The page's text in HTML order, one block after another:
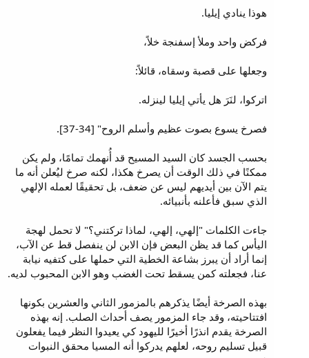
هوذا ينادي إيليا.
فركض واحد وملأ إسفنجة خلاً،
وجعلها على قصبة وسقاه، قائلاً:
اتركوا، لنَرَ هل يأتي إيليا لينزله.
فصرخ يسوع بصوت عظيم وأسلم الروح" [34-37].
بحسب الجسد كان السيد المسيح قد أُنهمك تمامًا، ولم يكن
ممكنًا في ذلك الوقت أن يصرخ هكذا، لكنه صرخ ليُعلن أنه ما
يتم الآن بين أيديهم ليس عن ضعف، بل تحقيقًا لعمله الإلهي
الذي سبق فأعلنه بأنبيائه.
جاءت الكلمات "إلهي، إلهي، لماذا تركتني؟" لا تحمل لهجة
اليأس كما قد يظن البعض فإن الابن لن ينفصل قط عن الآب،
إنما أراد أن يبرز بشاعة الخطية التي حملها على كتفيه نيابة
عنا، فجعلته كمن يسقط تحت الغضب وهو الابن المحبوب لديه.
بهذه الصرخة أيضًا يذكرهم بالمزمور الثاني والعشرين بكونها
افتتاحيته، وقد جاء المزمور يصف أحداث الصلب. إنه بهذه
الصرخة يقدم انذرًا أخيرًا لليهود كي يعيدوا النظر فيما يفعلون
قبيل تسليم روحه، لعلهم يدركوا أنه المسيا محقق النبوات